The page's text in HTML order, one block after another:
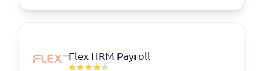
Flex HRM Payroll